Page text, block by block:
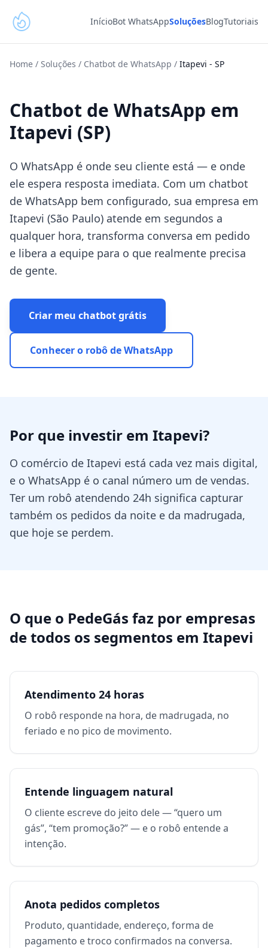
InícioBot WhatsAppSoluçõesBlogTutoriais
Home / Soluções / Chatbot de WhatsApp / Itapevi - SP
Chatbot de WhatsApp em
Itapevi (SP)
O WhatsApp é onde seu cliente está — e onde
ele espera resposta imediata. Com um chatbot
de WhatsApp bem configurado, sua empresa em
Itapevi (São Paulo) atende em segundos a
qualquer hora, transforma conversa em pedido
e libera a equipe para o que realmente precisa
de gente.
Criar meu chatbot grátis
Conhecer o robô de WhatsApp
Por que investir em Itapevi?
O comércio de Itapevi está cada vez mais digital,
e o WhatsApp é o canal número um de vendas.
Ter um robô atendendo 24h significa capturar
também os pedidos da noite e da madrugada,
que hoje se perdem.
O que o PedeGás faz por empresas
de todos os segmentos em Itapevi
Atendimento 24 horas
O robô responde na hora, de madrugada, no
feriado e no pico de movimento.
Entende linguagem natural
O cliente escreve do jeito dele — “quero um
gás”, “tem promoção?” — e o robô entende a
intenção.
Anota pedidos completos
Produto, quantidade, endereço, forma de
pagamento e troco confirmados na conversa.